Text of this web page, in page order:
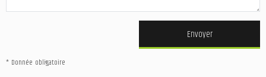
Envoyer
* Donnée obligatoire